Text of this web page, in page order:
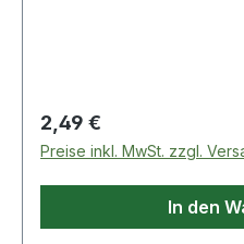
Regulärer Preis:
2,49 €
Preise inkl. MwSt. zzgl.
In den